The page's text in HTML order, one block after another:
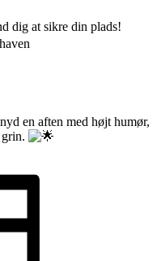
dig at sikre din plads!
en aften med højt humør,